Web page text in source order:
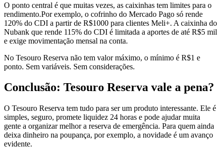
O ponto central é que muitas vezes, as caixinhas tem limites para o
rendimento.Por exemplo, o cofrinho do Mercado Pago só rende
120% do CDI a partir de R$1000 para clientes Meli+. A caixinha do
Nubank que rende 115% do CDI é limitada a aportes de até R$5 mil
e exige movimentação mensal na conta.
No Tesouro Reserva não tem valor máximo, o mínimo é R$1 e
ponto. Sem variáveis. Sem considerações.
Conclusão: Tesouro Reserva vale a pena?
O Tesouro Reserva tem tudo para ser um produto interessante. Ele é
simples, seguro, promete liquidez 24 horas e pode ajudar muita
gente a organizar melhor a reserva de emergência. Para quem ainda
deixa dinheiro na poupança, por exemplo, a novidade é um avanço
evidente.